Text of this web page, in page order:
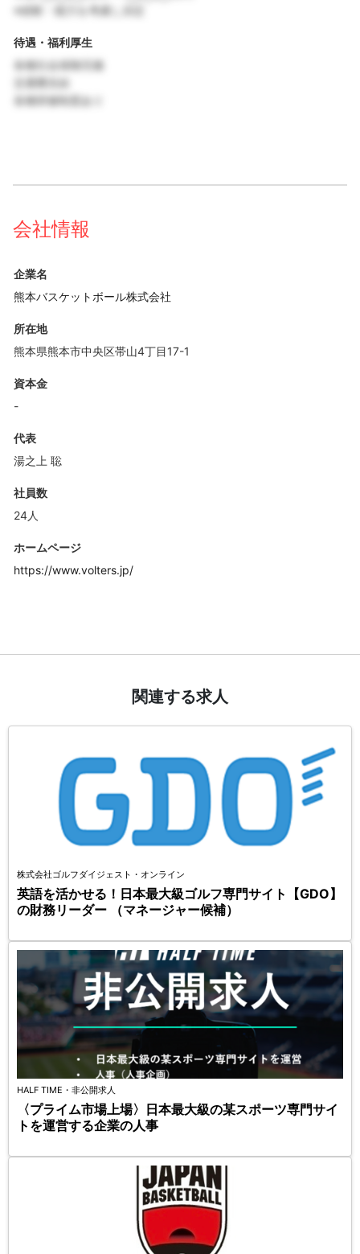
※経験・能力を考慮し決定
待遇・福利厚生
各種社会保険完備
交通費支給
各種研修制度あり
会社情報
企業名
熊本バスケットボール株式会社
所在地
熊本県熊本市中央区帯山4丁目17-1
資本金
-
代表
湯之上 聡
社員数
24人
ホームページ
https://www.volters.jp/
関連する求人
株式会社ゴルフダイジェスト・オンライン
英語を活かせる！日本最大級ゴルフ専門サイト【GDO】
の財務リーダー （マネージャー候補）
HALF TIME・非公開求人
〈プライム市場上場〉日本最大級の某スポーツ専門サイ
トを運営する企業の人事